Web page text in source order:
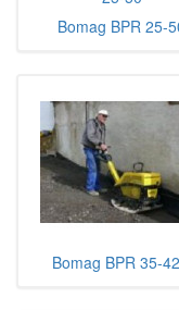
Bomag BPR 25-
Bomag BPR 35-